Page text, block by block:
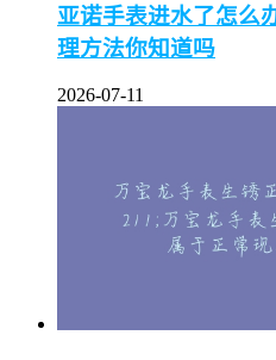
亚诺手表进水了怎么
理方法你知道吗
2026-07-11